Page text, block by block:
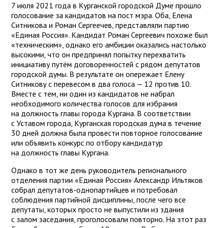
7 июля 2021 года в Курганской городской Думе прошло
голосование за кандидатов на пост мэра. Оба, Елена
Ситникова и Роман Сергеечев, представляли партию
«Единая Россия». Кандидат Роман Сергеевич похоже был
«техническим», однако его амбиции оказались настолько
высокими, что он предпринял попытку перехватить
инициативу путём договоренностей с рядом депутатов
городской думы. В результате он опережает Елену
Ситникову с перевесом в два голоса — 12 против 10.
Вместе с тем, ни один из кандидатов не набрал
необходимого количества голосов для избрания
на должность главы города Кургана. В соответствии
с Уставом города, Курганская городская дума в течение
30 дней должна была провести повторное голосование
или объявить конкурс по отбору кандидатур
на должность главы Кургана.
Однако в тот же день руководитель регионального
отделения партии «Единая Россия» Александр Ильтяков
собрал депутатов-однопартийцев и потребовал
соблюдения партийной дисциплины, после чего все
депутаты, которых просто не выпустили из здания
с залом заседания, проголосовали повторно. На этот раз